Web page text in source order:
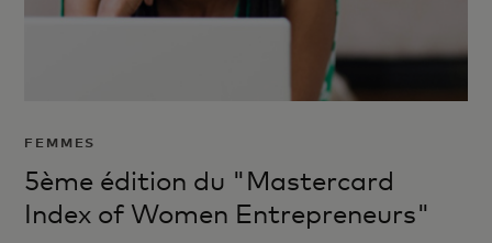
FEMMES
5ème édition du "Mastercard
Index of Women Entrepreneurs"